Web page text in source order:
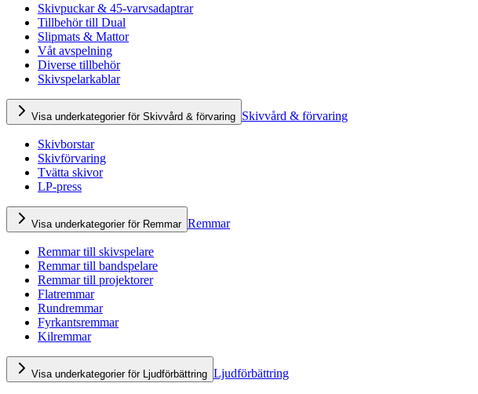
Skivpuckar & 45-varvsadaptrar
Tillbehör till Dual
Slipmats & Mattor
Våt avspelning
Diverse tillbehör
Skivspelarkablar
Visa underkategorier för Skivvård & förvaring Skivvård & förvaring
Skivborstar
Skivförvaring
Tvätta skivor
LP-press
Visa underkategorier för Remmar Remmar
Remmar till skivspelare
Remmar till bandspelare
Remmar till projektorer
Flatremmar
Rundremmar
Fyrkantsremmar
Kilremmar
Visa underkategorier för Ljudförbättring Ljudförbättring